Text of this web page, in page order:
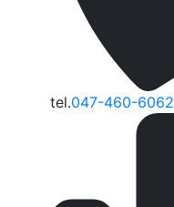
tel.047-460-6062